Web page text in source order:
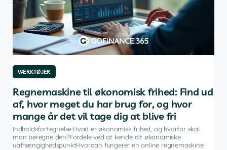
VÆRKTØJER
Regnemaskine til økonomisk frihed: Find ud
af, hvor meget du har brug for, og hvor
mange år det vil tage dig at blive fri
Indholdsfortegnelse:Hvad er økonomisk frihed, og hvorfor skal
man beregne den?Fordele ved at kende dit økonomiske
uafhængighedspunktHvordan fungerer en online regnemaskine